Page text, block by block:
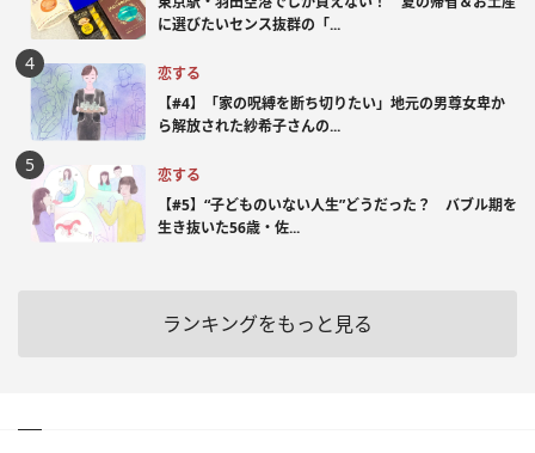
に選びたいセンス抜群の「...
恋する
【#4】「家の呪縛を断ち切りたい」地元の男尊女卑か
ら解放された紗希子さんの...
恋する
【#5】“子どものいない人生”どうだった？ バブル期を
生き抜いた56歳・佐...
ランキングをもっと見る